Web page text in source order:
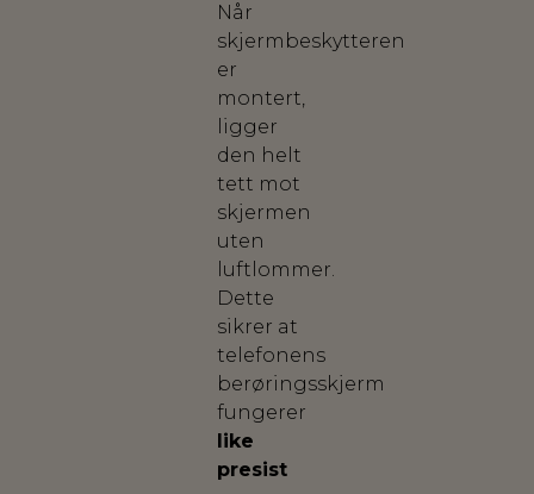
Når
skjermbeskytteren
er
montert,
ligger
den helt
tett mot
skjermen
uten
luftlommer.
Dette
sikrer at
telefonens
berøringsskjerm
fungerer
like
presist